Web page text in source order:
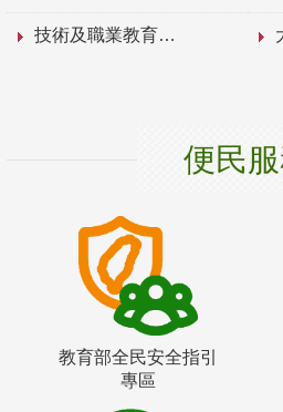
技術及職業教育
便民
教育部全民安全指引
專區